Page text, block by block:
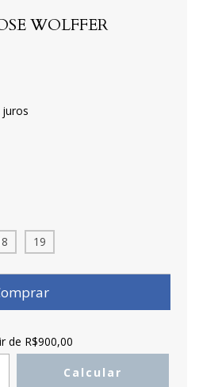
WOLFFER
19
R$900,00
de R$900,00
Calcular